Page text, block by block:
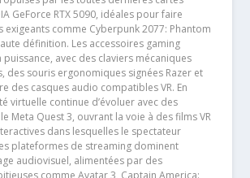
GeForce RTX 5090, idéales pour faire
comme Cyberpunk 2077: Phantom
définition. Les accessoires gaming
puissance, avec des claviers mécaniques
des souris ergonomiques signées Razer et
des casques audio compatibles VR. En
virtuelle continue d’évoluer avec des
Meta Quest 3, ouvrant la voie à des films VR
dans lesquelles le spectateur
plateformes de streaming dominent
audiovisuel, alimentées par des
comme Avatar 3, Captain America: